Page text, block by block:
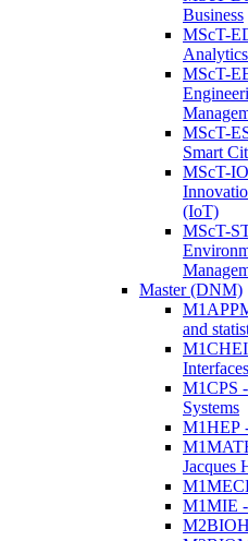
Business
MScT-
MScT-
MScT-
Smart
MScT-
(IoT)
MScT-
Master (DNM)
and
Interfaces
M1CPS
Systems
M1HEP
Jacques
M1MIE